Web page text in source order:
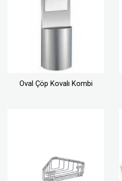
Oval Çöp Kovalı Kombi